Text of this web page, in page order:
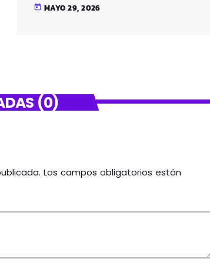
today MAYO 29, 2026
(0)
Los campos obligatorios están